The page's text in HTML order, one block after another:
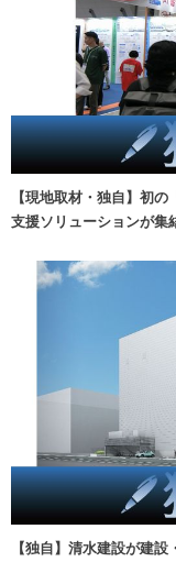
【現地取材・独自】初
支援ソリューションが集
【独自】清水建設が建